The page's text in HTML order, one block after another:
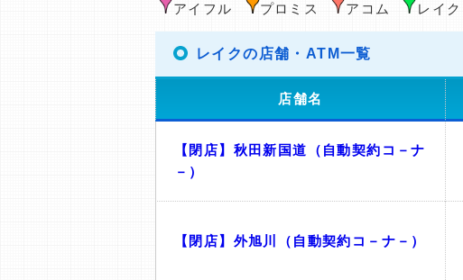
アイフル プロミス アコム レイク
レイクの店舗・ATM一覧
店舗名
【閉店】秋田新国道（自動契約コ－ナ
－）
【閉店】外旭川（自動契約コ－ナ－）